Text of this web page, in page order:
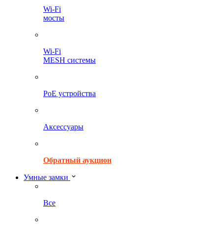
Wi-Fi
мосты
Wi-Fi
MESH системы
PoE устройства
Аксессуары
Обратный аукцион
Умные замки
Все